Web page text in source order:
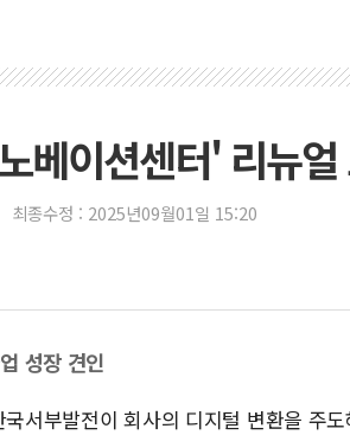
베이션센터' 리뉴얼
최종수정 : 2025년09월01일 15:20
성장 견인
서부발전이 회사의 디지털 변환을 주